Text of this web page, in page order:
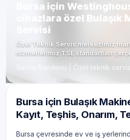
Bursa için
cihazlara özel Bulaşık
Servisi
Özel Teknik Servis merkezimiz
hizmetlerimiz TSE standartları
Servis Randevu | Özel teknik
Bursa için Bulaşık
Kayıt, Teşhis, Onarım,
Bursa çevresinde ev ve iş